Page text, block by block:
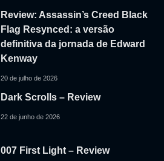
Review: Assassin’s Creed Black
Flag Resynced: a versão
definitiva da jornada de Edward
Kenway
20 de julho de 2026
Dark Scrolls – Review
22 de junho de 2026
007 First Light – Review